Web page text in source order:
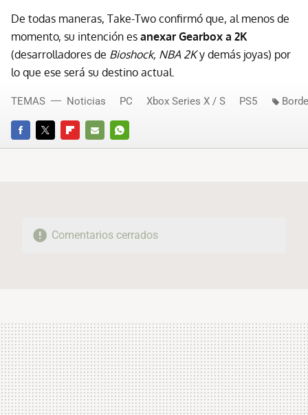
De todas maneras, Take-Two confirmó que, al menos de
momento, su intención es anexar Gearbox a 2K
(desarrolladores de Bioshock, NBA 2Ky demás joyas) por
lo que ese será su destino actual.
FACEBOOKTWITTERFLIPBOARD
E-
WHATSAPP
TEMAS Noticias PC Xbox Series X / S PS5
Comentarios cerrados